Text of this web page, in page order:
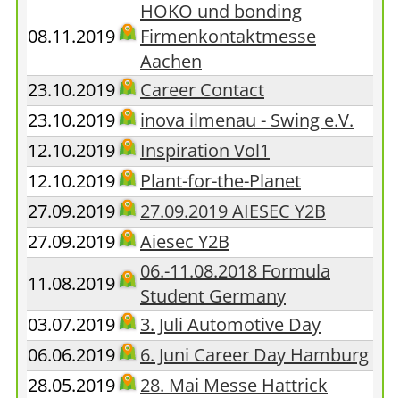
08.11.2019
HOKO und bonding
Firmenkontaktmesse
Aachen
23.10.2019
Career Contact
23.10.2019
inova ilmenau - Swing e.V.
12.10.2019
Inspiration Vol1
12.10.2019
Plant-for-the-Planet
27.09.2019
27.09.2019 AIESEC Y2B
27.09.2019
Aiesec Y2B
11.08.2019
06.-11.08.2018 Formula
Student Germany
03.07.2019
3. Juli Automotive Day
06.06.2019
6. Juni Career Day Hamburg
28.05.2019
28. Mai Messe Hattrick